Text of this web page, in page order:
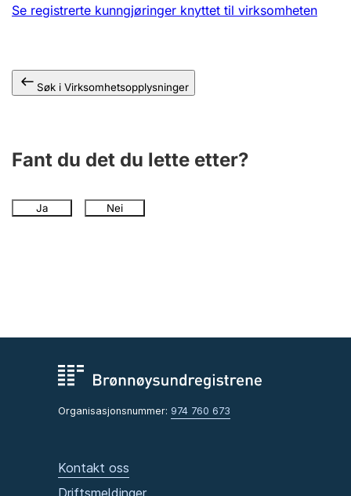
Offentlig sektor
Andre tema
Se registrerte kunngjøringer knyttet til virksomheten
Søk i Virksomhetsopplysninger
Fant du det du lette etter?
Ja Nei
Organisasjonsnummer: 974 760 673
Kontakt oss